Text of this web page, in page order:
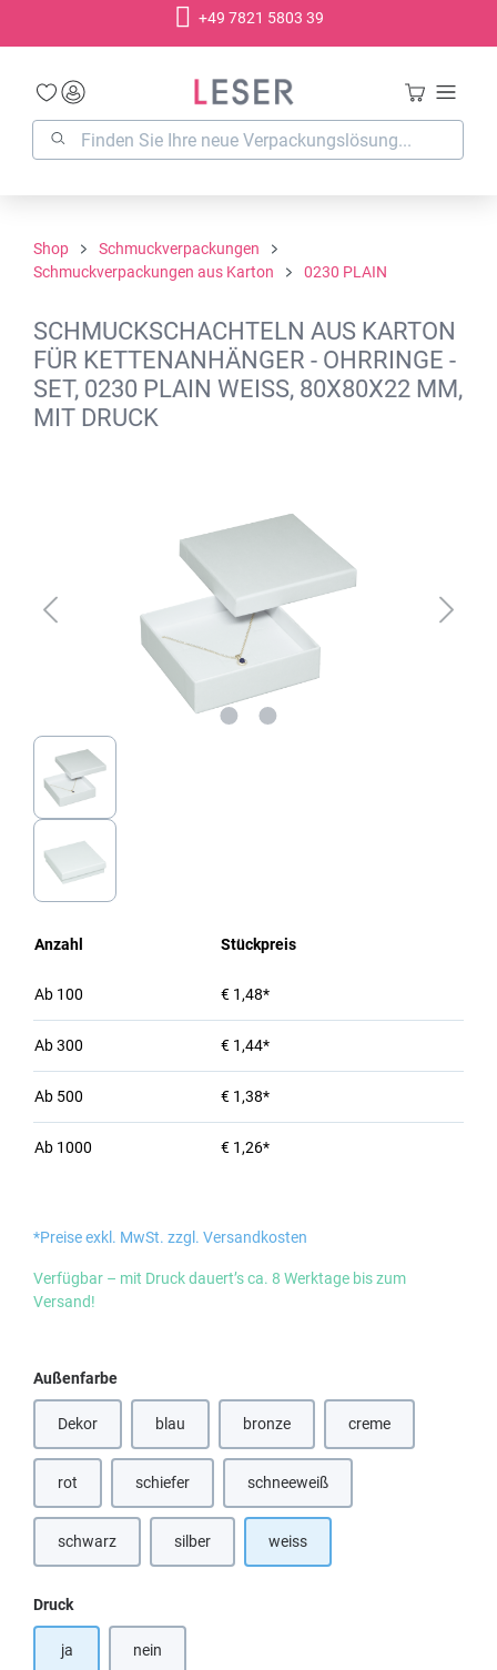
+49 7821 5803 39
Shop
Schmuckverpackungen
Schmuckverpackungen aus Karton
0230 PLAIN
SCHMUCKSCHACHTELN AUS KARTON
FÜR KETTENANHÄNGER - OHRRINGE -
SET, 0230 PLAIN WEISS, 80X80X22 MM,
MIT DRUCK
Anzahl Stückpreis
Ab 100 € 1,48*
Ab300 € 1,44*
Ab 500 € 1,38*
Ab 1000 € 1,26*
*Preise exkl. MwSt. zzgl. Versandkosten
Verfügbar – mit Druck dauert’s ca. 8 Werktage bis zum
Versand!
Außenfarbeauswählen
Dekor(Diese Option ist zurzeit nicht verfügbar.)
blau bronze(Diese Option ist zurzeit nicht
creme
rot(Diese Option ist zurzeit nicht verfügbar.)
schiefer(Diese Option ist zurzeit nicht verfügbar.)
schneeweiß(Diese Option ist zurzeit nicht
schwarz(Diese Option ist zurzeit nicht verfügbar.)
silber(Diese Option ist zurzeit nicht verfügbar.)
weiss
Druckauswählen
ja nein